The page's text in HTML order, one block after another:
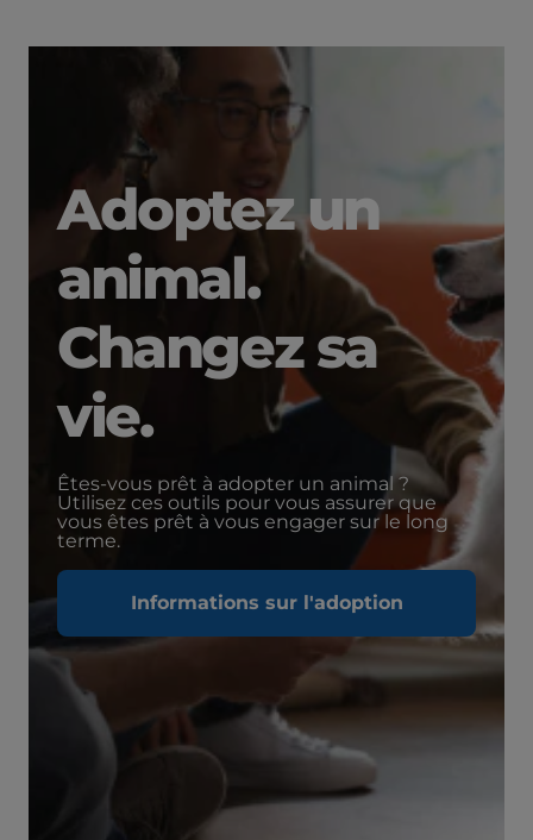
Adoptez un
animal.
Changez sa
vie.
Êtes-vous prêt à adopter un animal ?
Utilisez ces outils pour vous assurer que
vous êtes prêt à vous engager sur le long
terme.
Informations sur l'adoption